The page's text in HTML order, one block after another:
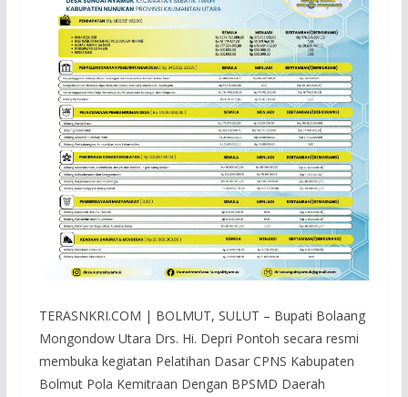
TERASNKRI.COM | BOLMUT, SULUT – Bupati Bolaang
Mongondow Utara Drs. Hi. Depri Pontoh secara resmi
membuka kegiatan Pelatihan Dasar CPNS Kabupaten
Bolmut Pola Kemitraan Dengan BPSMD Daerah